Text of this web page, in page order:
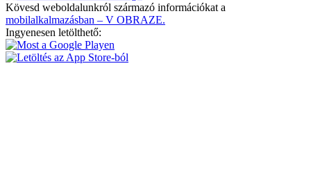
Kövesd weboldalunkról származó információkat a
mobilalkalmazásban – V OBRAZE.
Ingyenesen letölthető: